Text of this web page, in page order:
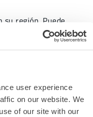
user experience
on our website. We
of our site with our
su región. Puede
de la página.
de la página.
su región. Puede
de la página.